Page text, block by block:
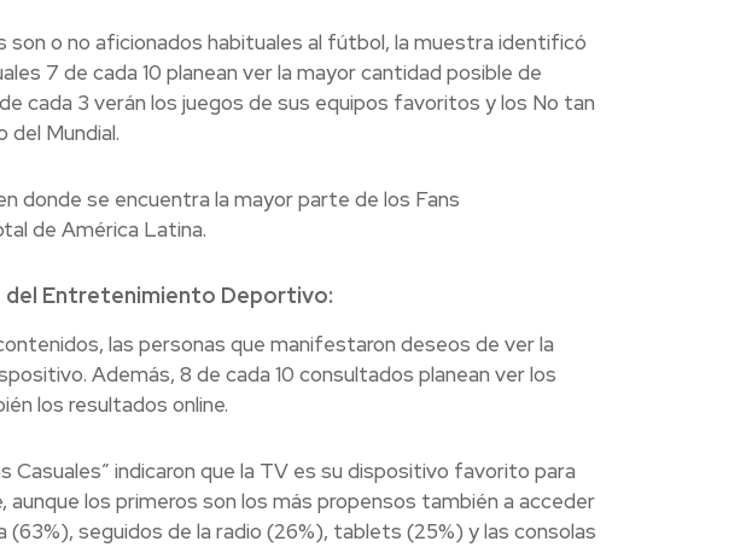
o no aficionados habituales al fútbol, la muestra identificó
7 de cada 10 planean ver la mayor cantidad posible de
cada 3 verán los juegos de sus equipos favoritos y los No tan
Mundial.
donde se encuentra la mayor parte de los Fans
de América Latina.
del Entretenimiento Deportivo:
las personas que manifestaron deseos de ver la
Además, 8 de cada 10 consultados planean ver los
los resultados online.
Casuales” indicaron que la TV es su dispositivo favorito para
los primeros son los más propensos también a acceder
seguidos de la radio (26%), tablets (25%) y las consolas